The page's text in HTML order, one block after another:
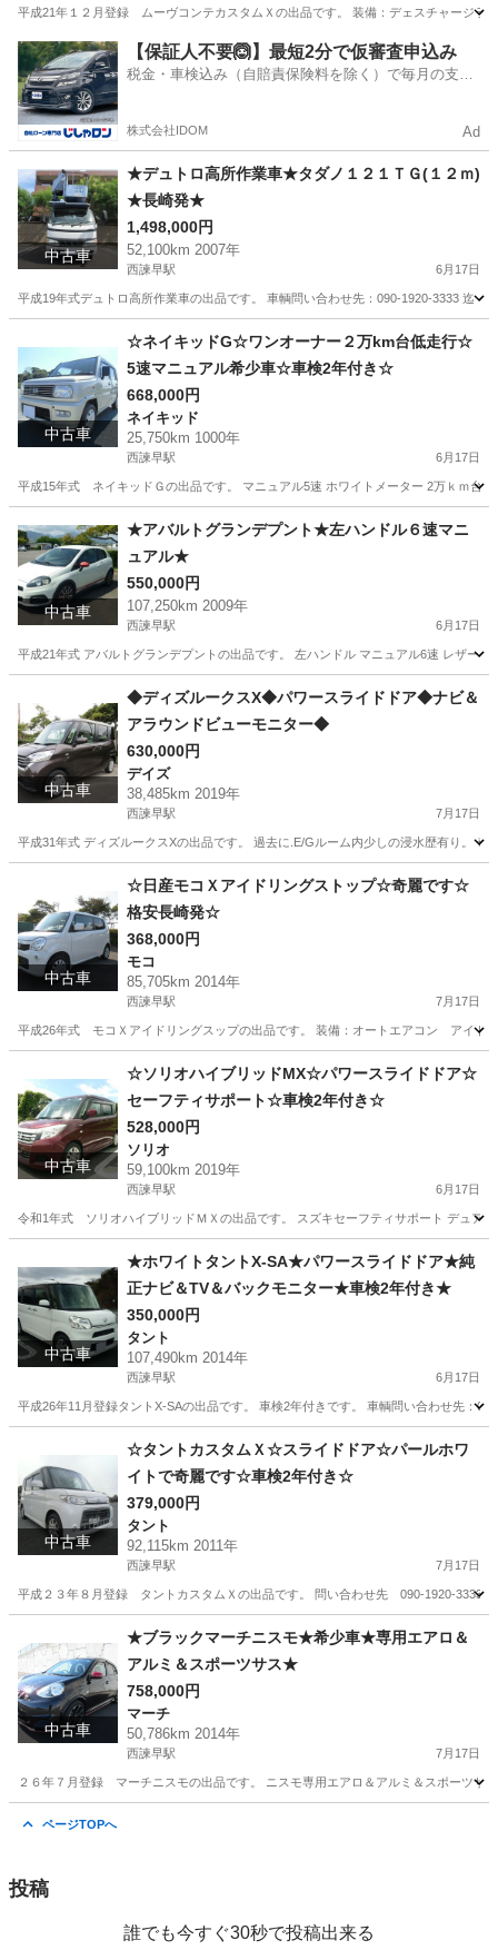
平成21年１２月登録 ムーヴコンテカスタムＸの出品です。 装備：デェスチャージ
長崎 諫早市 西諫早駅 ムーヴ ムーヴコンテ
【保証人不要🙆】最短2分で仮審査申込み
税金・車検込み（自賠責保険料を除く）で毎月の支払
株式会社IDOM Ad
中古車
★デュトロ高所作業車★タダノ１２１ＴＧ(１２ｍ)
★長崎発★
1,498,000円
52,100km 2007年
西諫早駅 6月17日
平成19年式デュトロ高所作業車の出品です。 車輌問い合わせ先：090-1920-3333 迄
西諫早駅 その他 デュトロ
中古車
☆ネイキッドG☆ワンオーナー２万km台低走行☆
5速マニュアル希少車☆車検2年付き☆
668,000円
ネイキッド
25,750km 1000年
西諫早駅 6月17日
平成15年式 ネイキッドＧの出品です。 マニュアル5速 ホワイトメーター 2万ｋｍ台
西諫早駅 ネイキッド オーナー
中古車
★アバルトグランデプント★左ハンドル６速マニ
ュアル★
550,000円
107,250km 2009年
西諫早駅 6月17日
平成21年式 アバルトグランデプントの出品です。 左ハンドル マニュアル6速 レザー
西諫早駅 その他 左ハンドル
中古車
◆ディズルークスX◆パワースライドドア◆ナビ＆
アラウンドビューモニター◆
630,000円
デイズ
38,485km 2019年
西諫早駅 7月17日
平成31年式 ディズルークスXの出品です。 過去に.E/Gルーム内少しの浸水歴有り。
西諫早駅 デイズ
中古車
☆日産モコＸアイドリングストップ☆奇麗です☆
格安長崎発☆
368,000円
モコ
85,705km 2014年
西諫早駅 7月17日
平成26年式 モコＸアイドリングスップの出品です。 装備：オートエアコン アイ
西諫早駅 モコ 車両
中古車
☆ソリオハイブリッドMX☆パワースライドドア☆
セーフティサポート☆車検2年付き☆
528,000円
ソリオ
59,100km 2019年
西諫早駅 6月17日
令和1年式 ソリオハイブリッドＭＸの出品です。 スズキセーフティサポート デュア
西諫早駅 ソリオ スライドドア
中古車
★ホワイトタントX-SA★パワースライドドア★純
正ナビ＆TV＆バックモニター★車検2年付き★
350,000円
タント
107,490km 2014年
西諫早駅 6月17日
平成26年11月登録タントX-SAの出品です。 車検2年付きです。 車輌問い合わせ先：
西諫早駅 タント スライドドア
中古車
☆タントカスタムＸ☆スライドドア☆パールホワ
イトで奇麗です☆車検2年付き☆
379,000円
タント
92,115km 2011年
西諫早駅 7月17日
平成２３年８月登録 タントカスタムＸの出品です。 問い合わせ先 090-1920-3333
西諫早駅 タント タントカスタム
中古車
★ブラックマーチニスモ★希少車★専用エアロ＆
アルミ＆スポーツサス★
758,000円
マーチ
50,786km 2014年
西諫早駅 7月17日
２６年７月登録 マーチニスモの出品です。 ニスモ専用エアロ＆アルミ＆スポー
ページTOPへ
投稿
誰でも今すぐ30秒で投稿出来る